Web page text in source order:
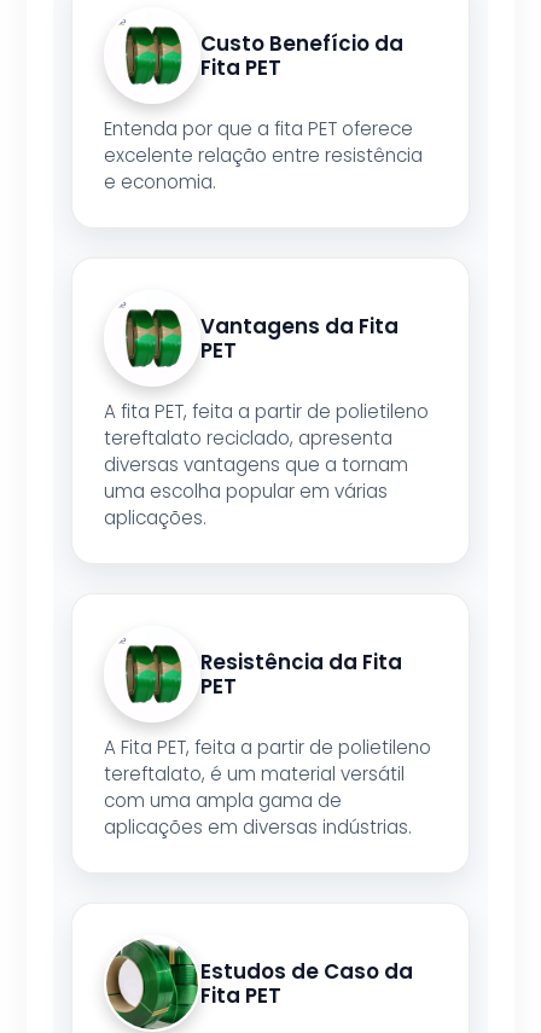
Custo Benefício da
Fita PET
Entenda por que a fita PET oferece
excelente relação entre resistência
e economia.
Vantagens da Fita
PET
A fita PET, feita a partir de polietileno
tereftalato reciclado, apresenta
diversas vantagens que a tornam
uma escolha popular em várias
aplicações.
Resistência da Fita
PET
A Fita PET, feita a partir de polietileno
tereftalato, é um material versátil
com uma ampla gama de
aplicações em diversas indústrias.
Estudos de Caso da
Fita PET